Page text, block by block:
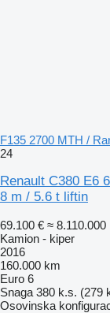
F135 2700 MTH /
24
Renault C380 E6
8 m / 5.6 t liftin
69.100 € ≈ 8.110.000
Kamion - kiper
2016
160.000 km
Euro 6
Snaga 380 k.s. (279
Osovinska